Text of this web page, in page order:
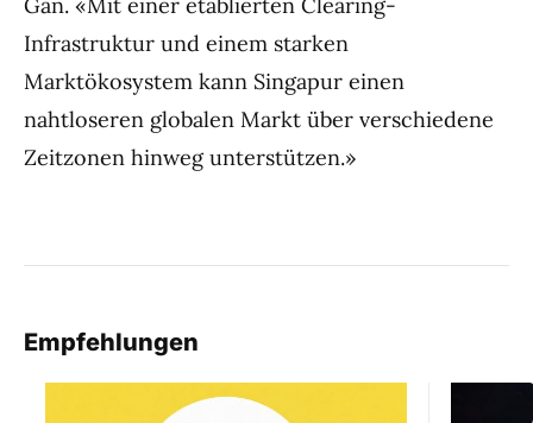
Infrastruktur und einem starken
Marktökosystem kann Singapur einen
nahtloseren globalen Markt über verschiedene
Zeitzonen hinweg unterstützen.»
Empfehlungen